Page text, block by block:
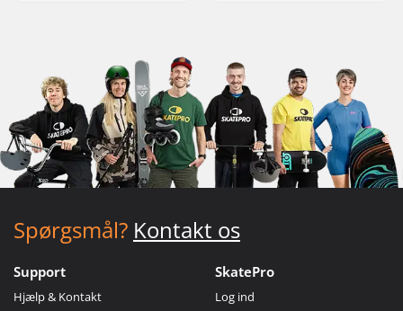
Spørgsmål? Kontakt os
Support
Hjælp & Kontakt
SkatePro
Log ind